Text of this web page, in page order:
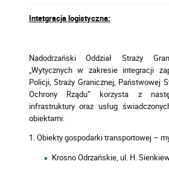
Intetgracja logistyczna:
Nadodrzański Oddział Straży
„Wytycznych w zakresie integracji
Policji, Straży Granicznej, Państwowej
Ochrony Rządu” korzysta z
infrastruktury oraz usług
obiektami:
1. Obiekty gospodarki transportowej –
Krosno Odrzańskie, ul. H.